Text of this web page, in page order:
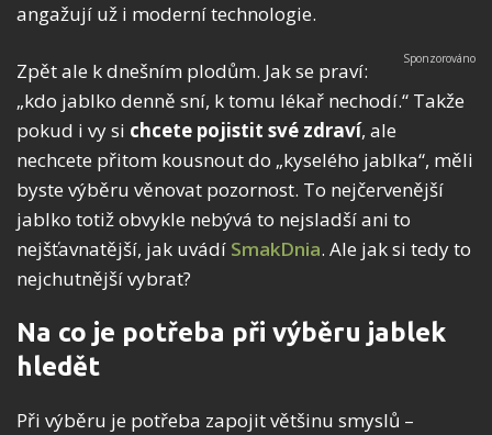
angažují už i moderní technologie.
Zpět ale k dnešním plodům. Jak se praví:
„kdo jablko denně sní, k tomu lékař nechodí.“ Takže
pokud i vy si chcete pojistit své zdraví, ale
nechcete přitom kousnout do „kyselého jablka“, měli
byste výběru věnovat pozornost. To nejčervenější
jablko totiž obvykle nebývá to nejsladší ani to
nejšťavnatější, jak uvádí SmakDnia. Ale jak si tedy to
nejchutnější vybrat?
Na co je potřeba při výběru jablek
hledět
Při výběru je potřeba zapojit většinu smyslů –